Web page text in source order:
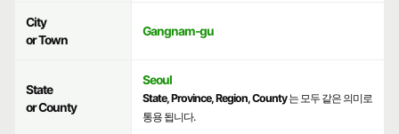
City
or Town
Gangnam-gu
State
or County
Seoul
State, Province, Region, County는 모두 같은 의미로
통용 됩니다.